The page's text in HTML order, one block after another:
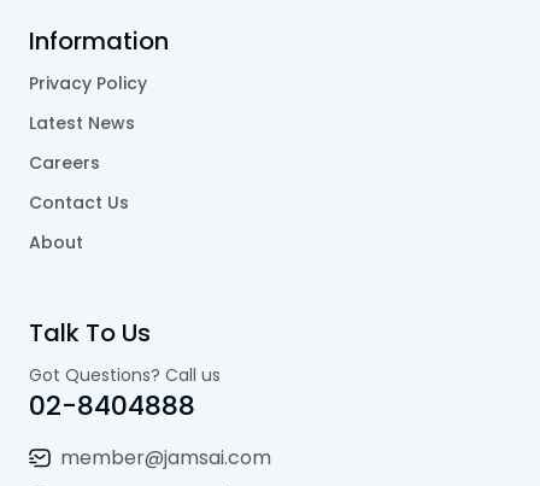
Information
Privacy Policy
Latest News
Careers
Contact Us
About
Talk To Us
Got Questions? Call us
02-8404888
member@jamsai.com